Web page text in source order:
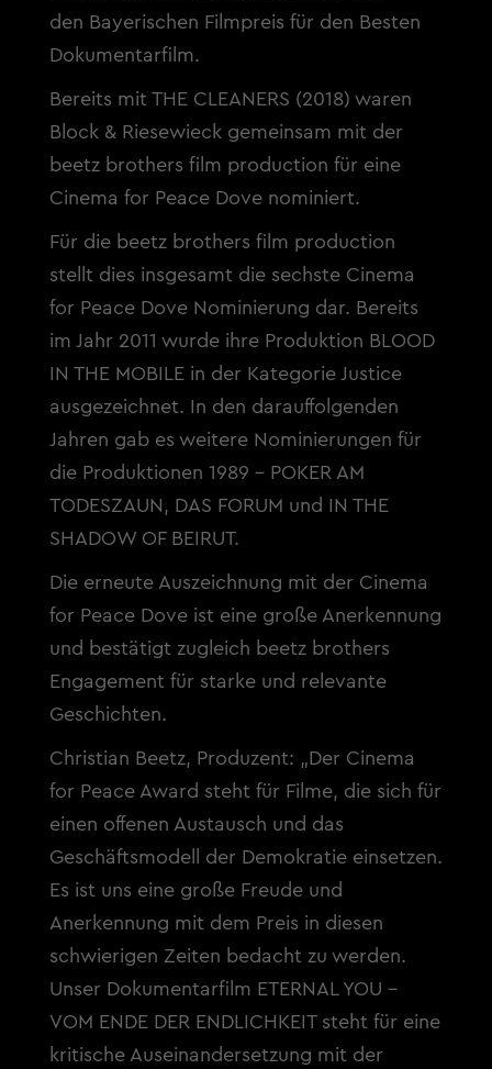
den Bayerischen Filmpreis für den Besten
Dokumentarfilm.
Bereits mit THE CLEANERS (2018) waren
Block & Riesewieck gemeinsam mit der
beetz brothers film production für eine
Cinema for Peace Dove nominiert.
Für die beetz brothers film production
stellt dies insgesamt die sechste Cinema
for Peace Dove Nominierung dar. Bereits
im Jahr 2011 wurde ihre Produktion BLOOD
IN THE MOBILE in der Kategorie Justice
ausgezeichnet. In den darauffolgenden
Jahren gab es weitere Nominierungen für
die Produktionen 1989 – POKER AM
TODESZAUN, DAS FORUM und IN THE
SHADOW OF BEIRUT.
Die erneute Auszeichnung mit der Cinema
for Peace Dove ist eine große Anerkennung
und bestätigt zugleich beetz brothers
Engagement für starke und relevante
Geschichten.
Christian Beetz, Produzent: „Der Cinema
for Peace Award steht für Filme, die sich für
einen offenen Austausch und das
Geschäftsmodell der Demokratie einsetzen.
Es ist uns eine große Freude und
Anerkennung mit dem Preis in diesen
schwierigen Zeiten bedacht zu werden.
Unser Dokumentarfilm ETERNAL YOU –
VOM ENDE DER ENDLICHKEIT steht für eine
kritische Auseinandersetzung mit der